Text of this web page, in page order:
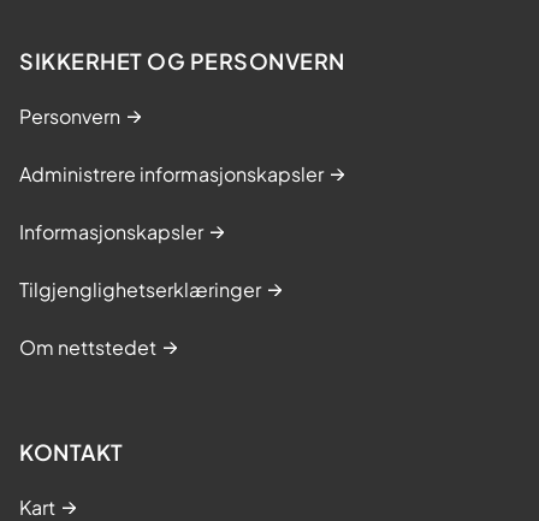
SIKKERHET OG PERSONVERN
Personvern
Administrere informasjonskapsler
Informasjonskapsler
Tilgjenglighetserklæringer
Om nettstedet
KONTAKT
Kart